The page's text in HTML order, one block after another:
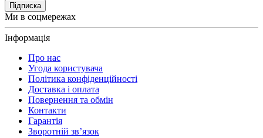
Підписка
Ми в соцмережах
Інформація
Про нас
Угода користувача
Політика конфіденційності
Доставка і оплата
Повернення та обмін
Контакти
Гарантія
Зворотній зв’язок